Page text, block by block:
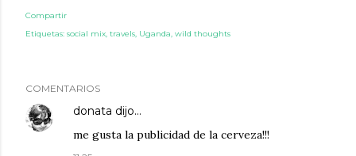
Compartir
Etiquetas: social mix travels Uganda wild thoughts
COMENTARIOS
donata dijo…
me gusta la publicidad de la cerveza!!!